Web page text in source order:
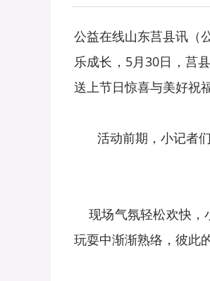
公益在线山东莒县讯（
乐成长，5月30日，莒
送上节日惊喜与美好祝福
活动前期，小记者们
现场气氛轻松欢快，
玩耍中渐渐熟络，彼此